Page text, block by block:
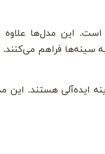
این مدل‌ها علاوه
سینه‌ها فراهم می‌کنند.
ایده‌آلی هستند. این